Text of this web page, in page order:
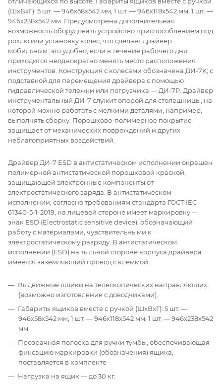
(ШхВхГ): 5 шт. — 946х58х542 мм, 1 шт. — 946х118х542 мм, 1 шт. —
946х238х542 мм. Предусмотрена дополнительная
возможность оборудовать устройство приспособлением под
рохлю или установку колес, что сделает драйвер
мобильным: это удобно, если в течение рабочего дня
приходится неоднократно менять место расположения
инструментов. Конструкция с колесами обозначена ДИ-7K; с
подставкой для перемещения драйвера с помощью
гидравлической тележки или погрузчика — ДИ-7Р. Драйвер
инструментальный ДИ-7 служит опорой для столешницы, на
которой можно работать с мелкими деталями, например,
выполнять сборку. Порошково-полимерное покрытие
защищает от механических повреждений и других
неблагоприятных воздействий.
Драйвер ДИ-7 ESD в антистатическом исполнении окрашен
полимерной антистатической порошковой краской,
защищающей электронные компоненты от
электростатического заряда. В антистатическом
исполнении, согласно требованиям стандарта ГОСТ IEC
61340-5-1-2019, на лицевой стороне имеет маркировку —
знак ESD (Electrostatic sensitive device), обозначающий
работу с материалами, чувствительными к
электростатическому разряду. В антистатическом
исполнении (ESD) на тыльной стороне корпуса драйвера
имеется заземляющий провод с клеммой.
Выдвижные ящики на телескопических направляющих
(возможно изготовление с доводчиками).
Габариты ящиков вместе с ручкой (ШхВхГ): 5 шт. —
946х58х542 мм, 1 шт. — 946х118х542 мм, 1 шт. — 946х238х542
мм.
Прозрачная полоска для ручки тумбы, обеспечивающая
фиксацию маркировки (обозначения) ящика,
поставляется в комплекте
Нагрузка на ящик — до 30 кг.